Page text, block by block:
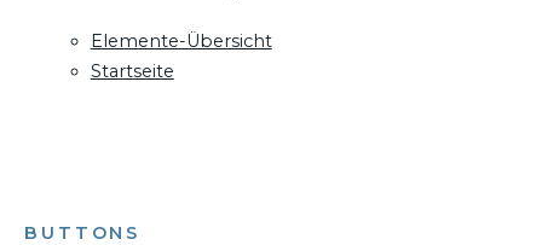
Elemente-Übersicht
Startseite
BUTTONS